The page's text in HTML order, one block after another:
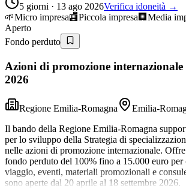
5 giorni · 13 ago 2026Verifica idoneità →
🌱Micro impresa🏬Piccola impresa 🏢 Media
Aperto
Fondo perduto
Azioni di promozione internazionale
2026
Regione Emilia-Romagna
Emilia-
Il bando della Regione Emilia-Romagna
per lo sviluppo della Strategia di
nelle azioni di promozione internazionale.
fondo perduto del 100% fino a 15.000 euro per
viaggio, eventi, materiali promozionali e
sono aperte dal 20 aprile al 18 settembre 2026.